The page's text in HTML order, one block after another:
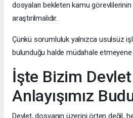
dosyaları bekleten kamu
araştırılmalıdır.
Çünkü sorumluluk yalnızca usulsüz
bulunduğu halde müdahale
İşte Bizim Devlet
Anlayışımız
Devlet, dosyanın üzerini örten değil,